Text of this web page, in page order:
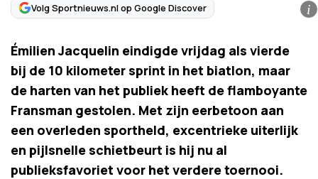
Volg Sportnieuws.nl op Google Discover i
Émilien Jacquelin eindigde vrijdag als vierde
bij de 10 kilometer sprint in het biatlon, maar
de harten van het publiek heeft de flamboyante
Fransman gestolen. Met zijn eerbetoon aan
een overleden sportheld, excentrieke uiterlijk
en pijlsnelle schietbeurt is hij nu al
publieksfavoriet voor het verdere toernooi.